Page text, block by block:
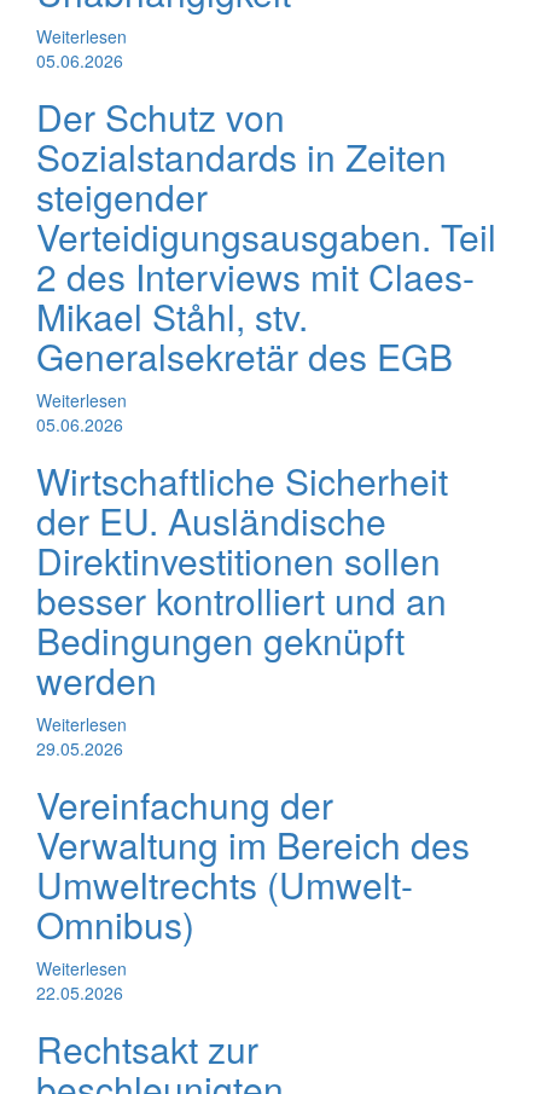
Weiterlesen
05.06.2026
Der Schutz von
Sozialstandards in Zeiten
steigender
Verteidigungsausgaben. Teil
2 des Interviews mit Claes-
Mikael Ståhl, stv.
Generalsekretär des EGB
Weiterlesen
05.06.2026
Wirtschaftliche Sicherheit
der EU. Ausländische
Direktinvestitionen sollen
besser kontrolliert und an
Bedingungen geknüpft
werden
Weiterlesen
29.05.2026
Vereinfachung der
Verwaltung im Bereich des
Umweltrechts (Umwelt-
Omnibus)
Weiterlesen
22.05.2026
Rechtsakt zur